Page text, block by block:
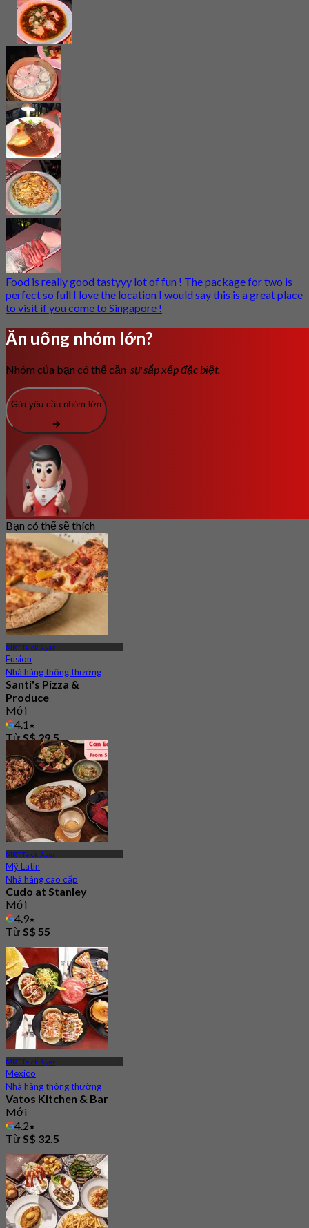
Food is really good tastyyy lot of fun ! The package for two is
perfect so full I love the location I would say this is a great place
to visit if you come to Singapore !
Ăn uống nhóm lớn?
Nhóm của bạn có thể cần sự sắp xếp đặc biệt.
Gửi yêu cầu nhóm lớn
Bạn có thể sẽ thích
MRT Telok Ayer
Fusion
Nhà hàng thông thường
Santi's Pizza &
Produce
Mới
4.1
TừS$ 29.5
MRT Telok Ayer
Mỹ Latin
Nhà hàng cao cấp
Cudo at Stanley
Mới
4.9
Từ S$ 55
MRT Telok Ayer
Mexico
Nhà hàng thông thường
Vatos Kitchen & Bar
Mới
4.2
Từ S$ 32.5